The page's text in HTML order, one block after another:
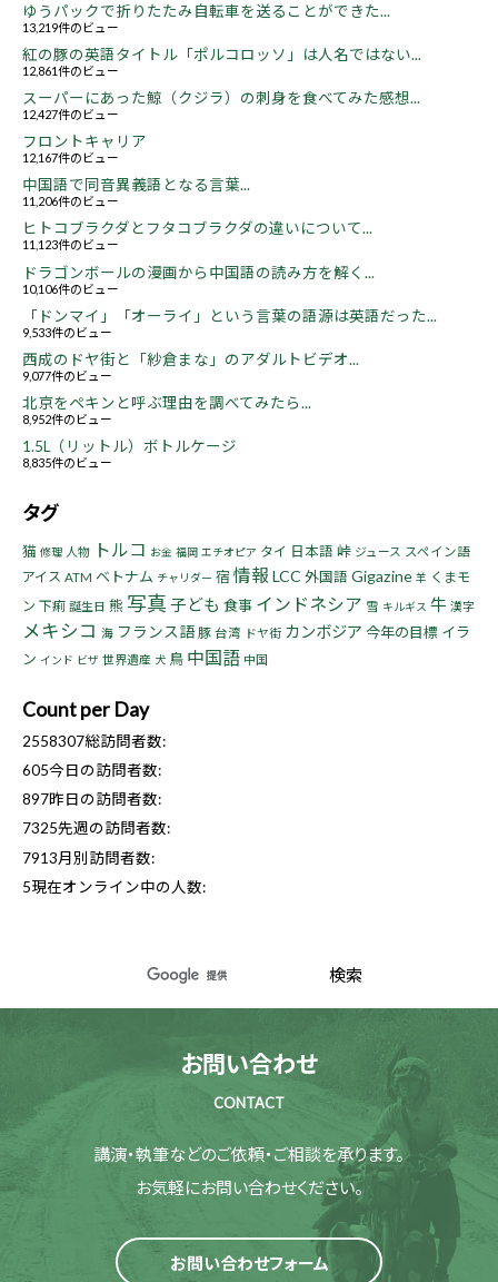
ゆうパックで折りたたみ自転車を送ることができた...
13,219件のビュー
紅の豚の英語タイトル「ポルコロッソ」は人名ではない...
12,861件のビュー
スーパーにあった鯨（クジラ）の刺身を食べてみた感想...
12,427件のビュー
フロントキャリア
12,167件のビュー
中国語で同音異義語となる言葉...
11,206件のビュー
ヒトコブラクダとフタコブラクダの違いについて...
11,123件のビュー
ドラゴンボールの漫画から中国語の読み方を解く...
10,106件のビュー
「ドンマイ」「オーライ」という言葉の語源は英語だった...
9,533件のビュー
西成のドヤ街と「紗倉まな」のアダルトビデオ...
9,077件のビュー
北京をペキンと呼ぶ理由を調べてみたら...
8,952件のビュー
1.5L（リットル）ボトルケージ
8,835件のビュー
タグ
猫 修理 人物 トルコ お金 福岡 エチオピア タイ 日本語 峠 ジュース スペイン語
アイス ATM ベトナム チャリダー 宿 情報 LCC 外国語 Gigazine 羊 くまモ
ン 下痢 誕生日 熊 写真 子ども 食事 インドネシア 雪 キルギス 牛 漢字
メキシコ 海 フランス語 豚 台湾 ドヤ街 カンボジア 今年の目標 イラ
ン インド ビザ 世界遺産 犬 鳥 中国語 中国
Count per Day
2558307総訪問者数:
605今日の訪問者数:
897昨日の訪問者数:
7325先週の訪問者数:
7913月別訪問者数:
5現在オンライン中の人数:
お問い合わせ
CONTACT
講演・執筆などのご依頼・ご相談を承ります。
お気軽にお問い合わせください。
お問い合わせフォーム